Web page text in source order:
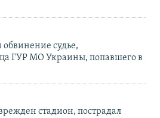
судье,
ГУР МО Украины, попавшего в
стадион, пострадал